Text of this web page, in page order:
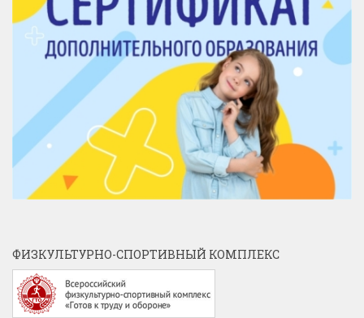
ФИЗКУЛЬТУРНО-СПОРТИВНЫЙ КОМПЛЕКС